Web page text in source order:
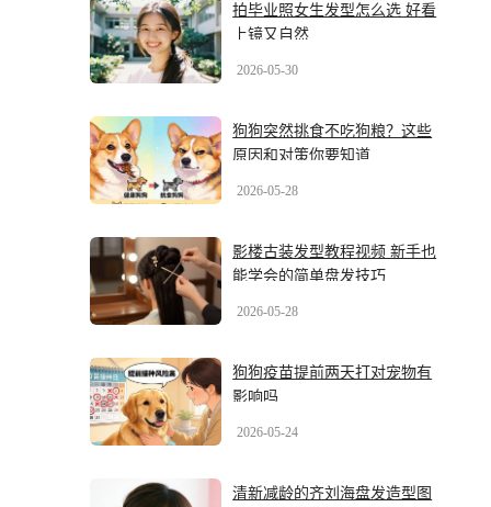
拍毕业照女生发型怎么选 好看
上镜又自然
2026-05-30
狗狗突然挑食不吃狗粮？这些
原因和对策你要知道
2026-05-28
影楼古装发型教程视频 新手也
能学会的简单盘发技巧
2026-05-28
狗狗疫苗提前两天打对宠物有
影响吗
2026-05-24
清新减龄的齐刘海盘发造型图